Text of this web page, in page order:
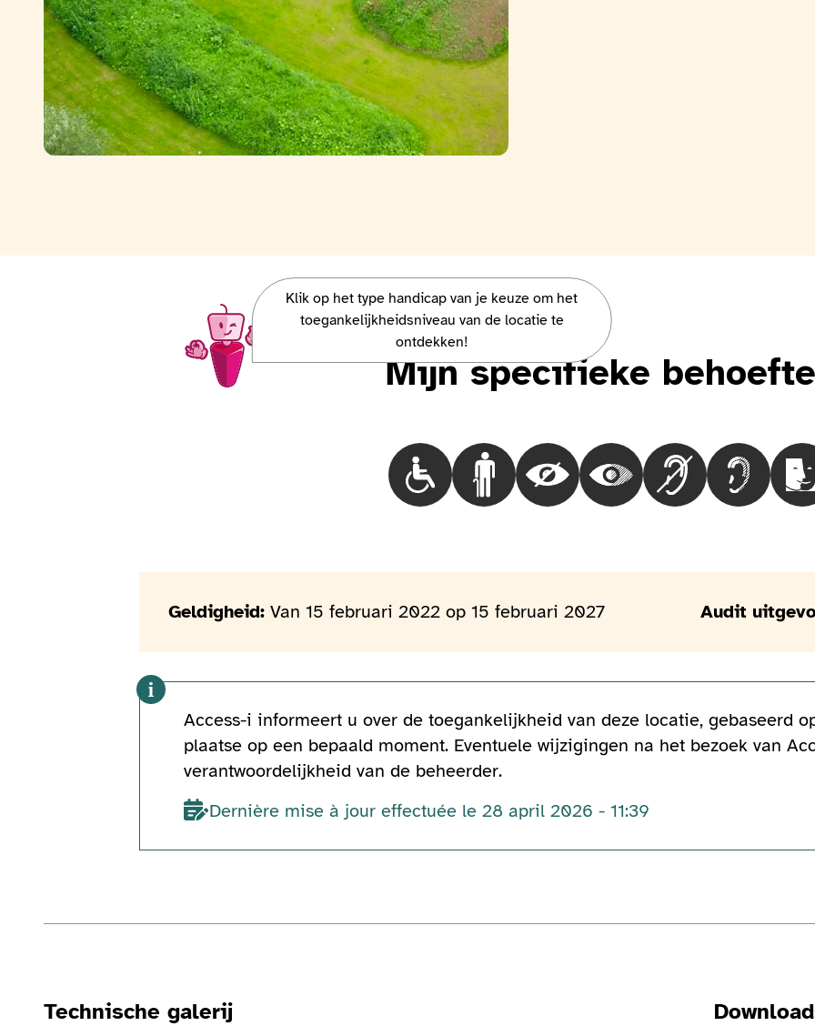
Mijn specifieke
Klik op het type handicap van je keuze om het
toegankelijkheidsniveau van de locatie te
ontdekken!
Charlie, la mascotte Access-i, veut vous parler !
Choisir le besoinMensen in een rolstoel
Choisir le besoinMensen met loopproblemen
Choisir le besoinBlinde mensen
Choisir le besoinMensen met
Choisir le besoinDove
Choisir le
Geldigheid: Van 15 februari 2022 op 15 februari 2027 Audit
Access-i informeert u over de toegankelijkheid van deze locatie, gebaseerd
plaatse op een bepaald moment. Eventuele wijzigingen na het bezoek van
verantwoordelijkheid van de beheerder.
Dernière mise à jour effectuée le 28 april 2026 - 11:39
Technische galerij